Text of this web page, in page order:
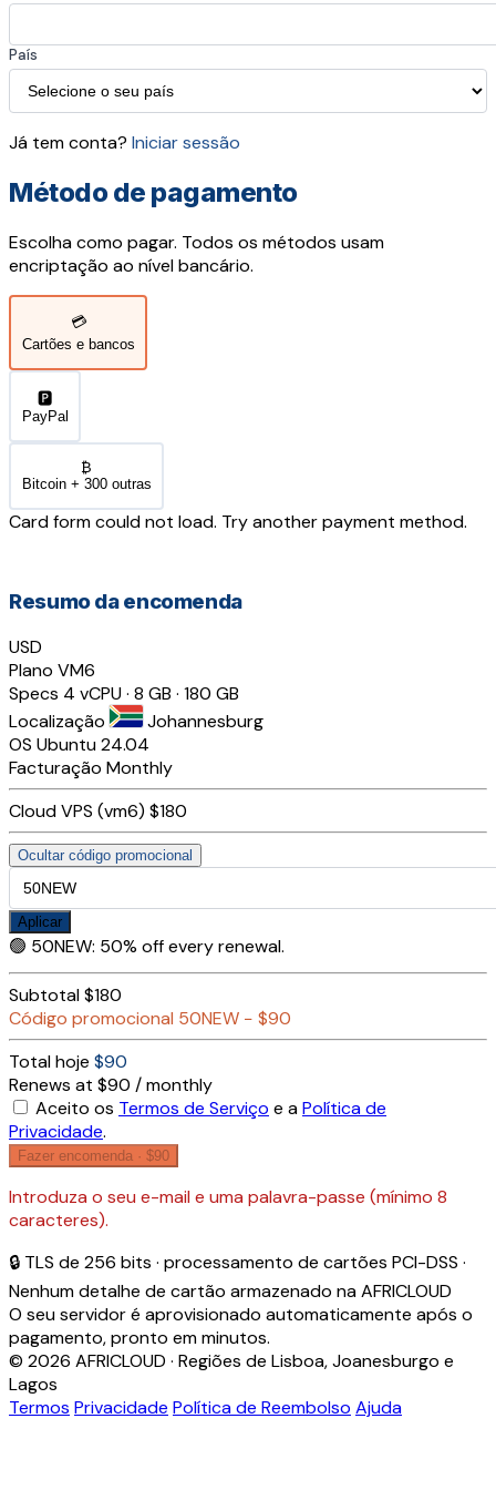
País
Já tem conta? Iniciar sessão
Método de pagamento
Escolha como pagar. Todos os métodos usam
encriptação ao nível bancário.
💳
Cartões e bancos
🅿️
PayPal
₿
Bitcoin + 300 outras
Card form could not load. Try another payment method.
Resumo da encomenda
USD
Plano VM6
Specs 4 vCPU · 8 GB · 180 GB
Localização
Johannesburg
OS Ubuntu 24.04
Facturação Monthly
Cloud VPS (vm6) $180
Ocultar código promocional
Aplicar
🟢 50NEW: 50% off every renewal.
Subtotal$180
Código promocional 50NEW − $90
Total hoje $90
Renews at $90 / monthly
Aceito os Termos de Serviço e aPolítica de
Privacidade.
Fazer encomenda · $90
Introduza o seu e-mail e uma palavra-passe (mínimo 8
caracteres).
🔒 TLS de 256 bits · processamento de cartões PCI-DSS ·
Nenhum detalhe de cartão armazenado na AFRICLOUD
O seu servidor é aprovisionado automaticamente após o
pagamento, pronto em minutos.
© 2026 AFRICLOUD · Regiões de Lisboa, Joanesburgo e
Lagos
Termos Privacidade Política de Reembolso Ajuda